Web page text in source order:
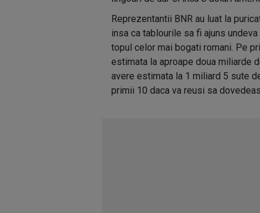
Reprezentantii BNR au luat la
insa ca tablourile sa fi ajuns
topul celor mai bogati romani. Pe
estimata la aproape doua miliarde
avere estimata la 1 miliard 5 sute
primii 10 daca va reusi sa